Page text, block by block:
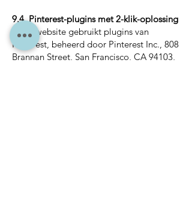
9.4. Pinterest-plugins met 2-klik-oplossing
Onze website gebruikt plugins van
Pinterest, beheerd door Pinterest Inc., 808
Brannan Street, San Francisco, CA 94103,